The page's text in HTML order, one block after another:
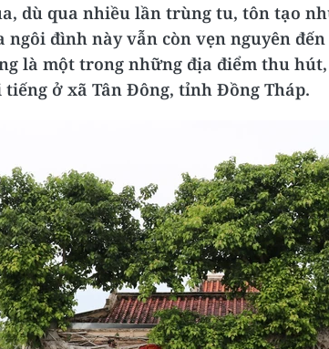
dù qua nhiều lần trùng tu, tôn tạo
ngôi đình này vẫn còn vẹn nguyên
là một trong những địa điểm thu
ở xã Tân Đông, tỉnh Đồng Tháp.